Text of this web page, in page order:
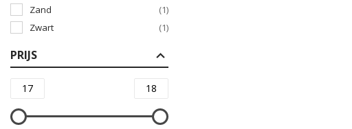
Zand
(1)
Zwart
(1)
PRIJS